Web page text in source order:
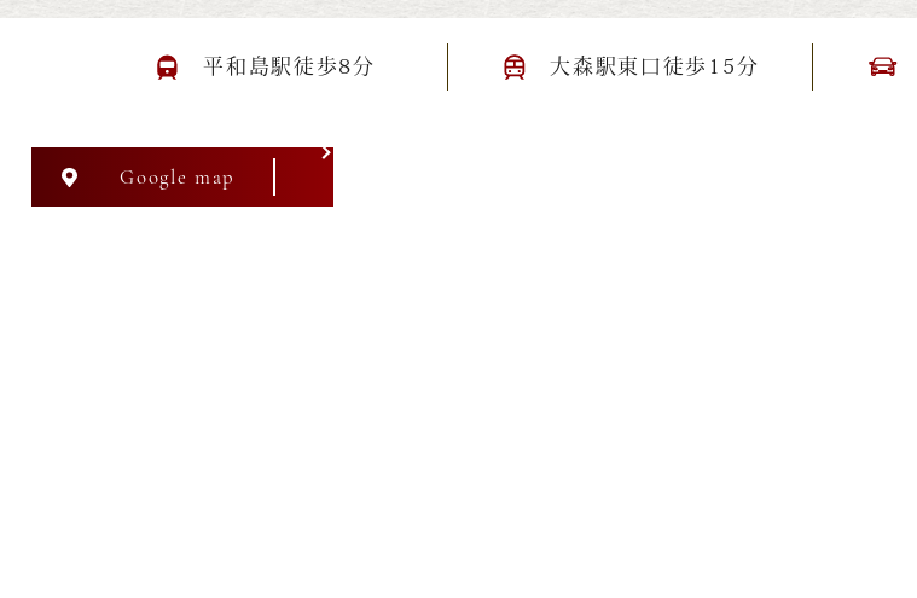
平和島駅徒歩8分 大森駅東口徒歩15分
Google map